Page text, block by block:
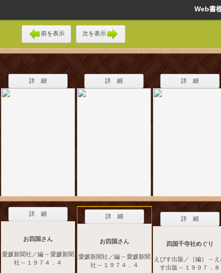
Web
前を表示 次を表示
詳 細 詳 細 詳 細
詳 細
お四国さん
愛媛新聞社／編 -- 愛媛新聞
社 -- １９７４．４
詳 細
お四国さん
愛媛新聞社／編 -- 愛媛新聞
社 -- １９７４．４
詳 細
四国千寺社めぐり
えびす出版／［編］ --
す出版 -- １９９７．８